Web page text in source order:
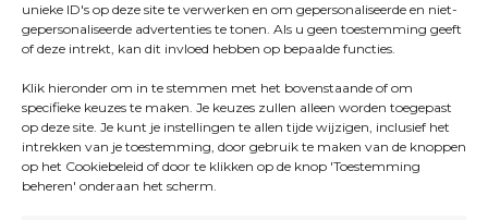
unieke ID's op deze site te verwerken en om gepersonaliseerde en niet-
gepersonaliseerde advertenties te tonen. Als u geen toestemming geeft
of deze intrekt, kan dit invloed hebben op bepaalde functies.
Klik hieronder om in te stemmen met het bovenstaande of om
specifieke keuzes te maken. Je keuzes zullen alleen worden toegepast
op deze site. Je kunt je instellingen te allen tijde wijzigen, inclusief het
intrekken van je toestemming, door gebruik te maken van de knoppen
op het Cookiebeleid of door te klikken op de knop 'Toestemming
beheren' onderaan het scherm.